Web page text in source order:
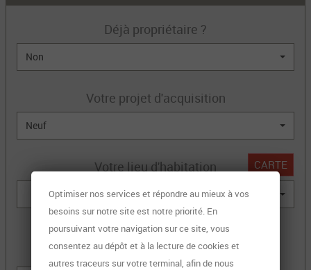
Déjà propriétaire ?
Non
Votre projet d'acquisition
Neuf
Votre lieu d'habitation CARTE
Coût du logement
(hors frais de notaire)
Optimiser nos services et répondre au mieux à vos
besoins sur notre site est notre priorité. En
poursuivant votre navigation sur ce site, vous
consentez au dépôt et à la lecture de cookies et
autres traceurs sur votre terminal, afin de nous